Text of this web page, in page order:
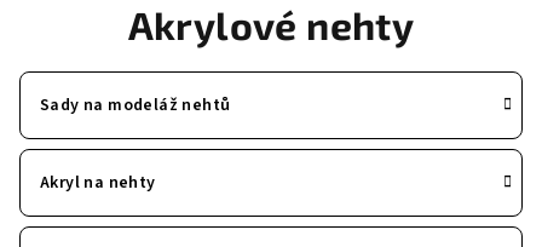
Akrylové nehty
Sady na modeláž nehtů
Akryl na nehty